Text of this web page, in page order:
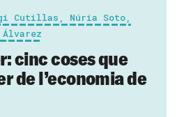
Cutillas, Núria Soto,
cinc coses que
de l’economia de